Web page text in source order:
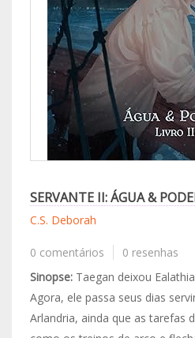
SERVANTE II: ÁGUA &
C.S. Deborah
0 comentários
0 resenhas
Sinopse:Taegan deixou
Agora, ele passa seus dias
Arlandria, ainda que as tarefas